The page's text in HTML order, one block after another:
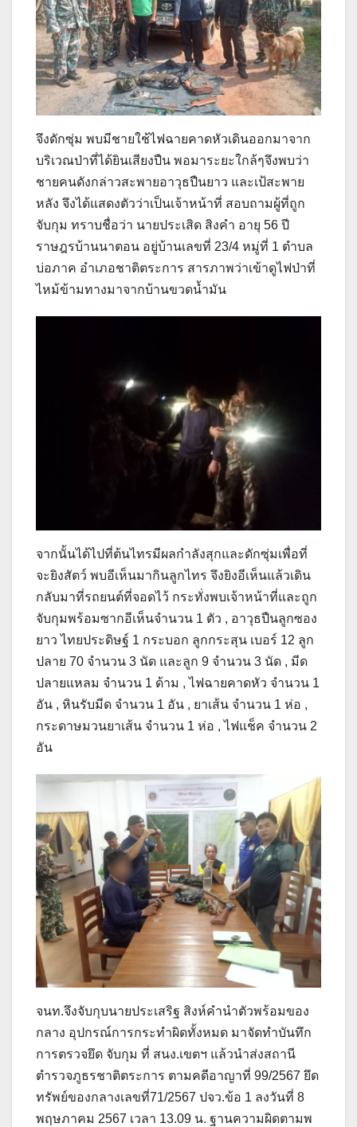
จึงดักซุ่ม พบมีชายใช้ไฟฉายคาดหัวเดินออกมาจาก
บริเวณป่าที่ได้ยินเสียงปืน พอมาระยะใกล้ๆจึงพบว่า
ชายคนดังกล่าวสะพายอาวุธปืนยาว และเป้สะพาย
หลัง จึงได้แสดงตัวว่าเป็นเจ้าหน้าที่ สอบถามผู้ที่ถูก
จับกุม ทราบชื่อว่า นายประเสิด สิงคำ อายุ 56 ปี
ราษฎรบ้านนาตอน อยู่บ้านเลขที่ 23/4 หมู่ที่ 1 ตำบล
บ่อภาค อำเภอชาติตระการ สารภาพว่าเข้าดูไฟป่าที่
ไหม้ข้ามทางมาจากบ้านขวดน้ำมัน
จากนั้นได้ไปที่ต้นไทรมีผลกำลังสุกและดักซุ่มเพื่อที่
จะยิงสัตว์ พบอีเห็นมากินลูกไทร จึงยิงอีเห็นแล้วเดิน
กลับมาที่รถยนต์ที่จอดไว้ กระทั่งพบเจ้าหน้าที่และถูก
จับกุมพร้อมซากอีเห็นจำนวน 1 ตัว , อาวุธปืนลูกซอง
ยาว ไทยประดิษฐ์ 1 กระบอก ลูกกระสุน เบอร์ 12 ลูก
ปลาย 70 จำนวน 3 นัด และลูก 9 จำนวน 3 นัด , มีด
ปลายแหลม จำนวน 1 ด้าม , ไฟฉายคาดหัว จำนวน 1
อัน , หินรับมีด จำนวน 1 อัน , ยาเส้น จำนวน 1 ห่อ ,
กระดาษมวนยาเส้น จำนวน 1 ห่อ , ไฟแช็ค จำนวน 2
อัน
จนท.จึงจับกุบนายประเสริฐ สิงห์คำนำตัวพร้อมของ
กลาง อุปกรณ์การกระทำผิดทั้งหมด มาจัดทำบันทึก
การตรวจยึด จับกุม ที่ สนง.เขตฯ แล้วนำส่งสถานี
ตำรวจภูธรชาติตระการ ตามคดีอาญาที่ 99/2567 ยึด
ทรัพย์ของกลางเลขที่71/2567 ปจว.ข้อ 1 ลงวันที่ 8
พฤษภาคม 2567 เวลา 13.09 น. ฐานความผิดตามพ